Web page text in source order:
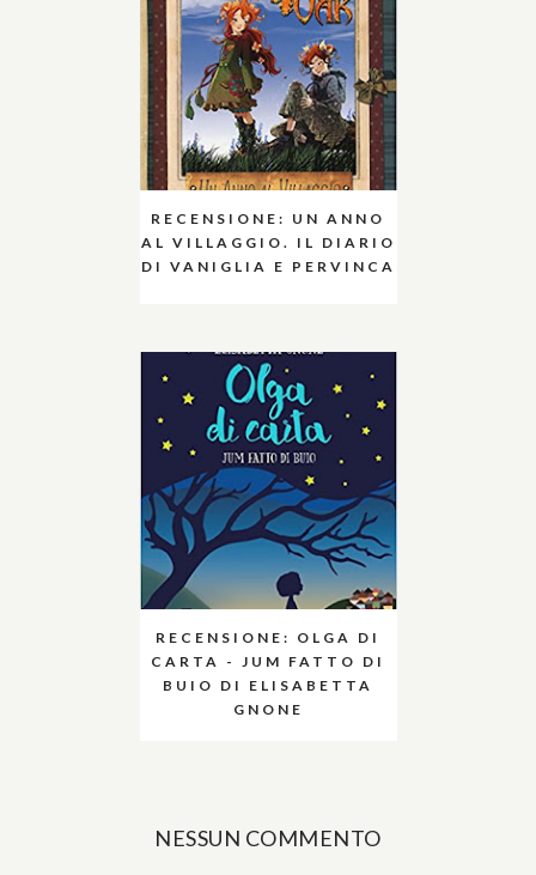
RECENSIONE: UN ANNO
AL VILLAGGIO. IL DIARIO
DI VANIGLIA E PERVINCA
RECENSIONE: OLGA DI
CARTA - JUM FATTO DI
BUIO DI ELISABETTA
GNONE
NESSUN COMMENTO